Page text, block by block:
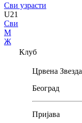
Сви узрасти
U21
Сви
М
Ж
Клуб
Црвена Звезда
Београд
Пријава